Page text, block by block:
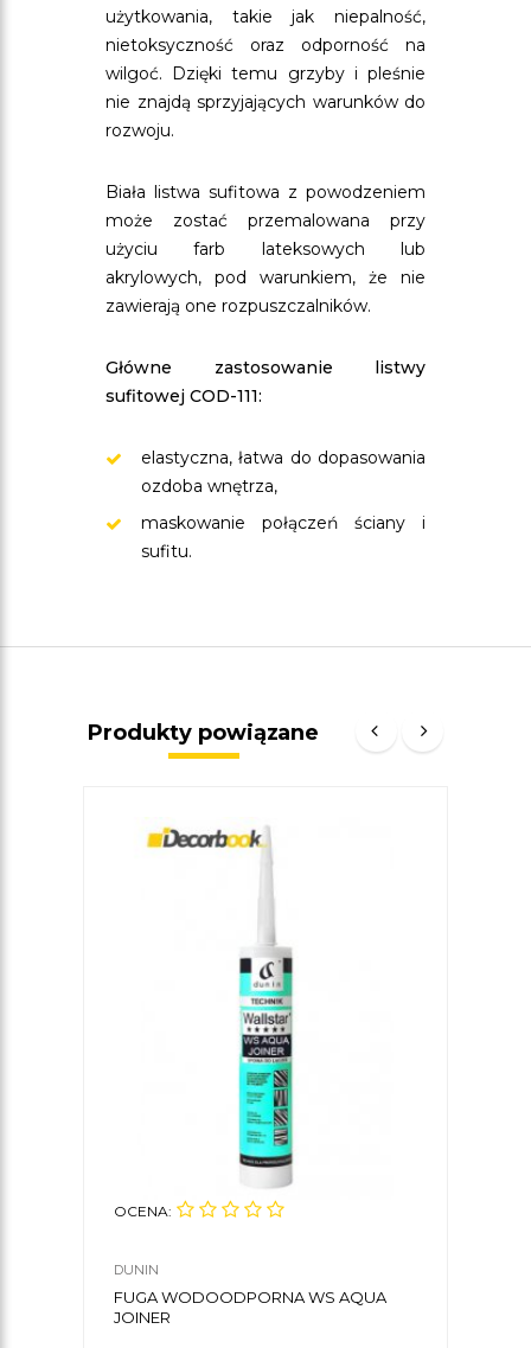
użytkowania, takie jak niepalność,
nietoksyczność oraz odporność na
wilgoć. Dzięki temu grzyby i pleśnie
nie znajdą sprzyjających warunków do
rozwoju.
Biała listwa sufitowa z powodzeniem
może zostać przemalowana przy
użyciu farb lateksowych lub
akrylowych, pod warunkiem, że nie
zawierają one rozpuszczalników.
Główne zastosowanie listwy
sufitowej COD-111:
elastyczna, łatwa do dopasowania
ozdoba wnętrza,
maskowanie połączeń ściany i
sufitu.
Produkty powiązane
OCENA:
DUNIN
FUGA WODOODPORNA WS AQUA
JOINER